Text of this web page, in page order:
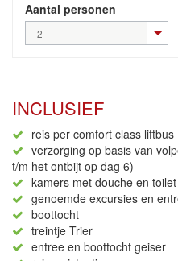
Aantal personen
2
INCLUSIEF
reis per comfort class liftbus
verzorging op basis van
t/m het ontbijt op dag 6)
kamers met douche en toilet
genoemde excursies en
boottocht
treintje Trier
entree en boottocht geiser